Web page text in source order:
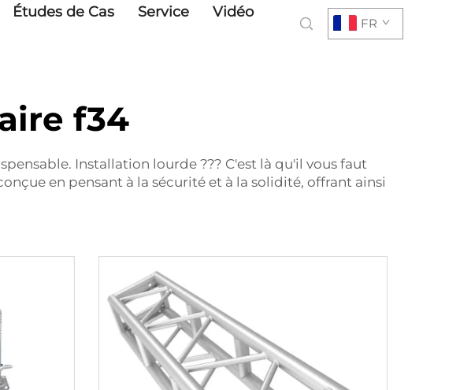
Études de Cas Service
Vidéo
FR
f34
Installation lourde ??? C'est là qu'il vous faut
en pensant à la sécurité et à la solidité, offrant ainsi